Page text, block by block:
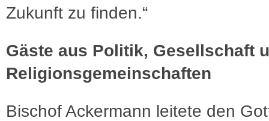
Zukunft zu finden.“
Gäste aus Politik, Gesellschaft
Religionsgemeinschaften
Bischof Ackermann leitete den